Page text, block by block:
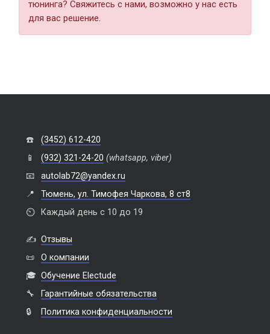
тюнинга? Свяжитесь с нами, возможно у нас есть
для вас решение.
☎️
(3452) 612-420
📱
(932) 321-24-20 (whatsapp, viber)
📧
autolab72@yandex.ru
📍
Тюмень, ул. Тимофея Чаркова, 8 ст8
⏲️
Каждый день с 10 до 19
✍️ Отзывы
📜
О компании
🎓 Обучение Electude
🔧
Гарантийные обязательства
🔒
Политика конфиденциальности